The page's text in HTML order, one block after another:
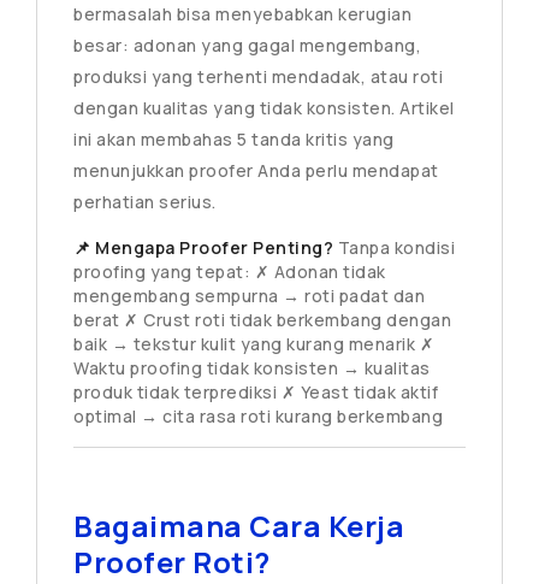
bermasalah bisa menyebabkan kerugian
besar: adonan yang gagal mengembang,
produksi yang terhenti mendadak, atau roti
dengan kualitas yang tidak konsisten. Artikel
ini akan membahas 5 tanda kritis yang
menunjukkan proofer Anda perlu mendapat
perhatian serius.
📌 Mengapa Proofer Penting? Tanpa kondisi
proofing yang tepat: ✗ Adonan tidak
mengembang sempurna → roti padat dan
berat ✗ Crust roti tidak berkembang dengan
baik → tekstur kulit yang kurang menarik ✗
Waktu proofing tidak konsisten → kualitas
produk tidak terprediksi ✗ Yeast tidak aktif
optimal → cita rasa roti kurang berkembang
Bagaimana Cara Kerja
Proofer Roti?